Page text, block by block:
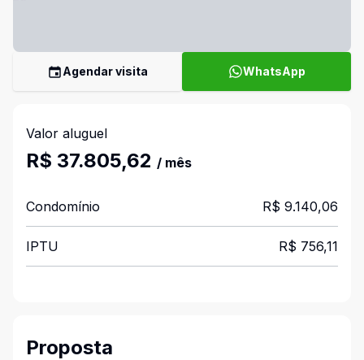
Agendar visita WhatsApp
Valor aluguel
R$ 37.805,62 / mês
Condomínio R$ 9.140,06
IPTU R$ 756,11
Proposta